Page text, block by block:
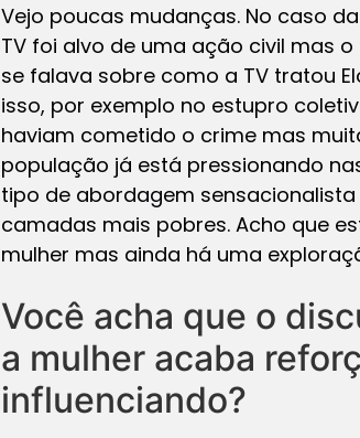
Vejo poucas mudanças. No caso
TV foi alvo de uma ação civil mas
se falava sobre como a TV tratou
isso, por exemplo no estupro
haviam cometido o crime mas
população já está pressionando
tipo de abordagem
camadas mais pobres. Acho que
mulher mas ainda há uma
Você acha que o
a mulher acaba
influenciando?